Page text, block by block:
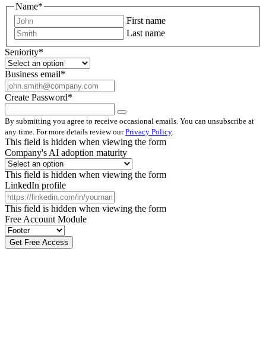
Name*
First name
Last name
Seniority*
Business email*
Create Password*
By submitting you agree to receive occasional emails. You can unsubscribe at
any time. For more details review ourPrivacy Policy.
This field is hidden when viewing the form
Company's AI adoption maturity
This field is hidden when viewing the form
LinkedIn profile
This field is hidden when viewing the form
Free Account Module